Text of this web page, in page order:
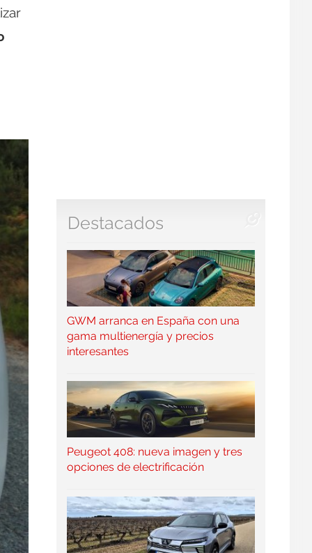
Destacados
GWM arranca en España con una
gama multienergía y precios
interesantes
Peugeot 408: nueva imagen y tres
opciones de electrificación